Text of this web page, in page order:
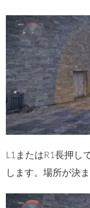
L1またはR1長押し
します。場所が決